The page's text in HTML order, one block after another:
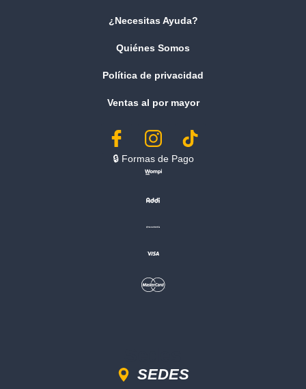
¿Necesitas Ayuda?
Quiénes Somos
Política de privacidad
Ventas al por mayor
🔒︎ Formas de Pago
SEDES